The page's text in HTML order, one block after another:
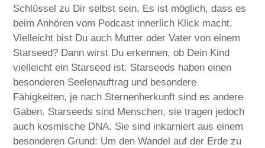
Schlüssel zu Dir selbst sein. Es ist möglich, dass es
beim Anhören vom Podcast innerlich Klick macht.
Vielleicht bist Du auch Mutter oder Vater von einem
Starseed? Dann wirst Du erkennen, ob Dein Kind
vielleicht ein Starseed ist. Starseeds haben einen
besonderen Seelenauftrag und besondere
Fähigkeiten, je nach Sternenherkunft sind es andere
Gaben. Starseeds sind Menschen, sie tragen jedoch
auch kosmische DNA. Sie sind inkarniert aus einem
besonderen Grund: Um den Wandel auf der Erde zu